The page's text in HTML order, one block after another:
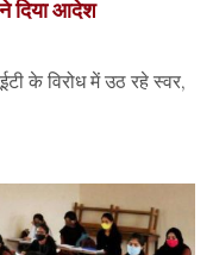
दिया आदेश
के विरोध में उठ रहे स्वर,